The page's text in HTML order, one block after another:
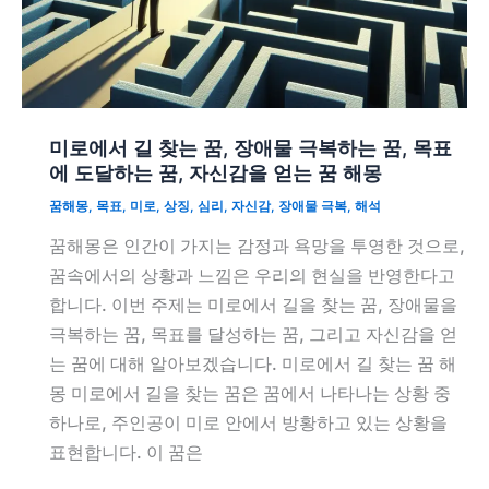
미로에서 길 찾는 꿈, 장애물 극복하는 꿈, 목표
에 도달하는 꿈, 자신감을 얻는 꿈 해몽
꿈해몽, 목표, 미로, 상징, 심리, 자신감, 장애물 극복, 해석
꿈해몽은 인간이 가지는 감정과 욕망을 투영한 것으로,
꿈속에서의 상황과 느낌은 우리의 현실을 반영한다고
합니다. 이번 주제는 미로에서 길을 찾는 꿈, 장애물을
극복하는 꿈, 목표를 달성하는 꿈, 그리고 자신감을 얻
는 꿈에 대해 알아보겠습니다. 미로에서 길 찾는 꿈 해
몽 미로에서 길을 찾는 꿈은 꿈에서 나타나는 상황 중
하나로, 주인공이 미로 안에서 방황하고 있는 상황을
표현합니다. 이 꿈은